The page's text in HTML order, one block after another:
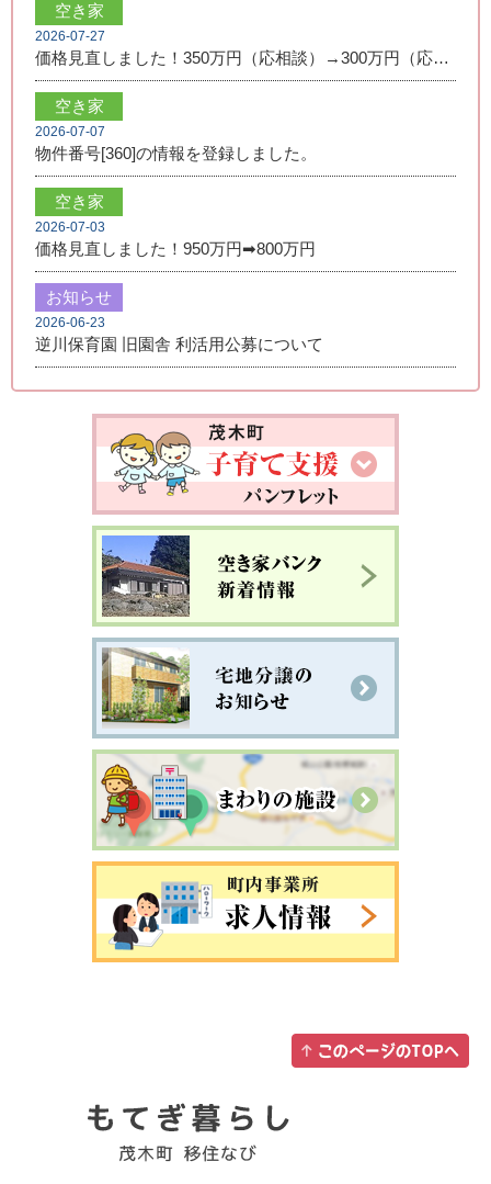
空き家
2026-07-27
価格見直しました！350万円（応相談）→300万円（応相談）
空き家
2026-07-07
物件番号[360]の情報を登録しました。
空き家
2026-07-03
価格見直しました！950万円➡800万円
お知らせ
2026-06-23
逆川保育園 旧園舎 利活用公募について